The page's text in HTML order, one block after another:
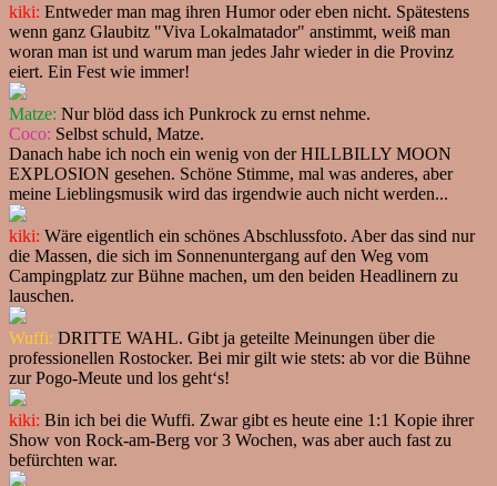
kiki: Entweder man mag ihren Humor oder eben nicht. Spätestens
wenn ganz Glaubitz "Viva Lokalmatador" anstimmt, weiß man
woran man ist und warum man jedes Jahr wieder in die Provinz
eiert. Ein Fest wie immer!
Matze: Nur blöd dass ich Punkrock zu ernst nehme.
Coco: Selbst schuld, Matze.
Danach habe ich noch ein wenig von der HILLBILLY MOON
EXPLOSION gesehen. Schöne Stimme, mal was anderes, aber
meine Lieblingsmusik wird das irgendwie auch nicht werden...
kiki: Wäre eigentlich ein schönes Abschlussfoto. Aber das sind nur
die Massen, die sich im Sonnenuntergang auf den Weg vom
Campingplatz zur Bühne machen, um den beiden Headlinern zu
lauschen.
Wuffi: DRITTE WAHL. Gibt ja geteilte Meinungen über die
professionellen Rostocker. Bei mir gilt wie stets: ab vor die Bühne
zur Pogo-Meute und los geht‘s!
kiki: Bin ich bei die Wuffi. Zwar gibt es heute eine 1:1 Kopie ihrer
Show von Rock-am-Berg vor 3 Wochen, was aber auch fast zu
befürchten war.